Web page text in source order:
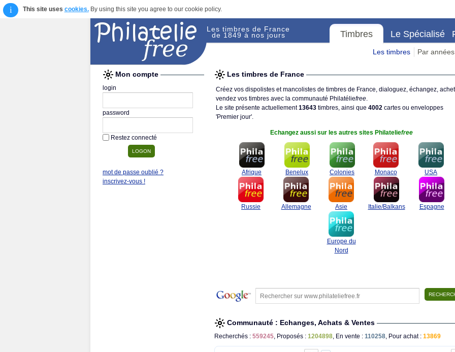
i This site uses cookies.By using this site you agree to our cookie policy.
Les timbres de France
de 1849 à nos jours Timbres Le Spécialisé
Les timbres Par années
Mon compte
login
password
Restez connecté
mot de passe oublié ?
inscrivez-vous !
Les timbres de France
Créez vos dispolistes et mancolistes de timbres de France, dialoguez, échangez,
vendez vos timbres avec la communauté Philatéliefree.
Le site présente actuellement13643 timbres, ainsi que 4002 cartes ou enveloppes
'Premier jour'.
Echangez aussi sur les autres sites Philateliefree
Afrique Benelux Colonies Monaco USA
Russie Allemagne Asie Italie/Balkans Espagne
Europe du
Nord
Communauté : Echanges, Achats & Ventes
Recherchés : 559245, Proposés : 1204898, En vente : 110258, Pour achat : 13869